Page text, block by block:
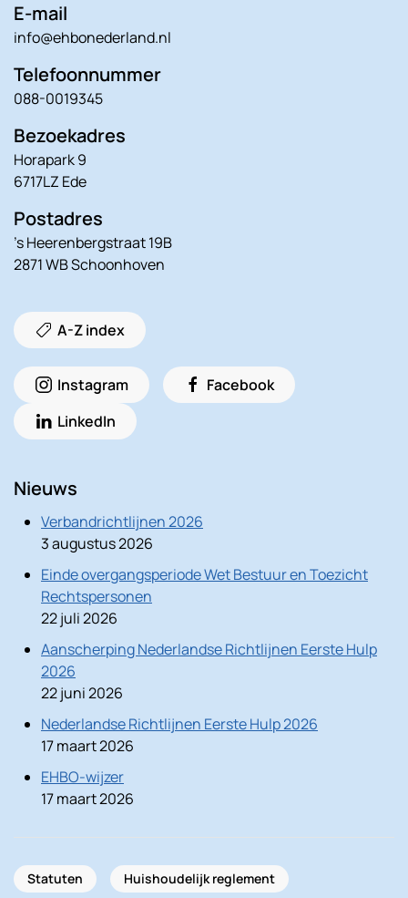
E-mail
info@ehbonederland.nl
Telefoonnummer
088-0019345
Bezoekadres
Horapark 9
6717LZ Ede
Postadres
’s Heerenbergstraat 19B
2871 WB Schoonhoven
A-Z index
Instagram
Facebook
LinkedIn
Nieuws
Verbandrichtlijnen 2026
3 augustus 2026
Einde overgangsperiode Wet Bestuur en Toezicht
Rechtspersonen
22 juli 2026
Aanscherping Nederlandse Richtlijnen Eerste Hulp
2026
22 juni 2026
Nederlandse Richtlijnen Eerste Hulp 2026
17 maart 2026
EHBO-wijzer
17 maart 2026
Statuten Huishoudelijk reglement